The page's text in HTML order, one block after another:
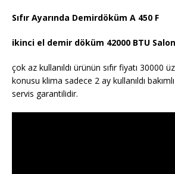
Sıfır Ayarında Demirdöküm A 450 F
ikinci el demir döküm 42000 BTU
çok az kullanıldı ürünün sıfır fiyatı 30000
konusu klima sadece 2 ay kullanıldı
servis garantilidir.